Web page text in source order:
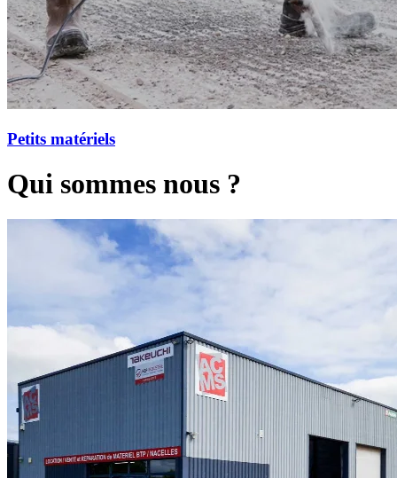
Petits matériels
Qui sommes nous ?